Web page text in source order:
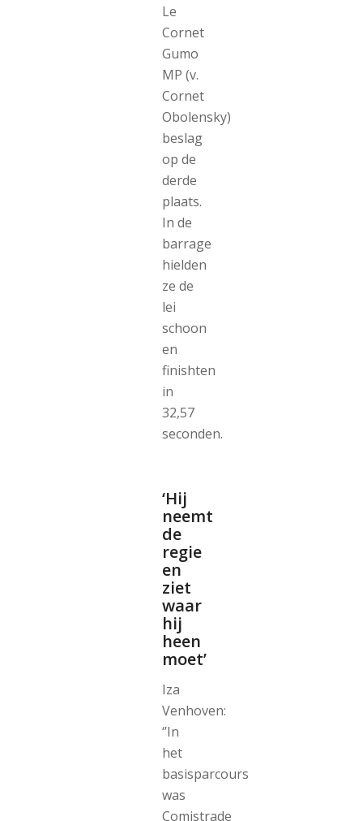
Le
Cornet
Gumo
MP (v.
Cornet
Obolensky)
beslag
op de
derde
plaats.
In de
barrage
hielden
ze de
lei
schoon
en
finishten
in
32,57
seconden.
‘Hij
neemt
de
regie
en
ziet
waar
hij
heen
moet’
Iza
Venhoven:
‘’In
het
basisparcours
was
Comistrade